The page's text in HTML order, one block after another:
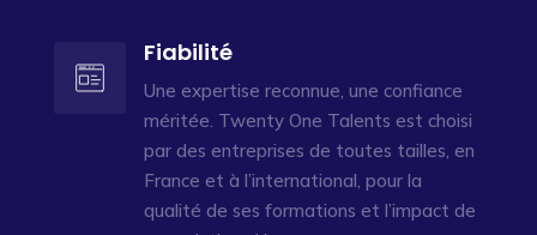
Fiabilité
Une expertise reconnue, une confiance
méritée. Twenty One Talents est choisi
par des entreprises de toutes tailles, en
France et à l’international, pour la
qualité de ses formations et l’impact de